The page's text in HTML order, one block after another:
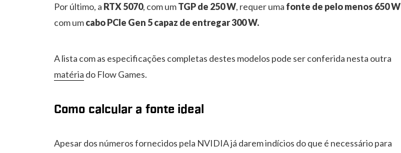
Por último, a RTX 5070, com umTGP de 250 W, requer uma fonte de pelo menos 650 W
com umcabo PCIe Gen 5 capaz de entregar 300 W.
A lista com as especificações completas destes modelos pode ser conferida nesta outra
matéria do Flow Games.
Como calcular a fonte ideal
Apesar dos números fornecidos pela NVIDIA já darem indícios do que é necessário para